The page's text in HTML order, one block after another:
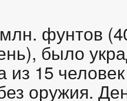
фунтов
было
из 15
оружия.